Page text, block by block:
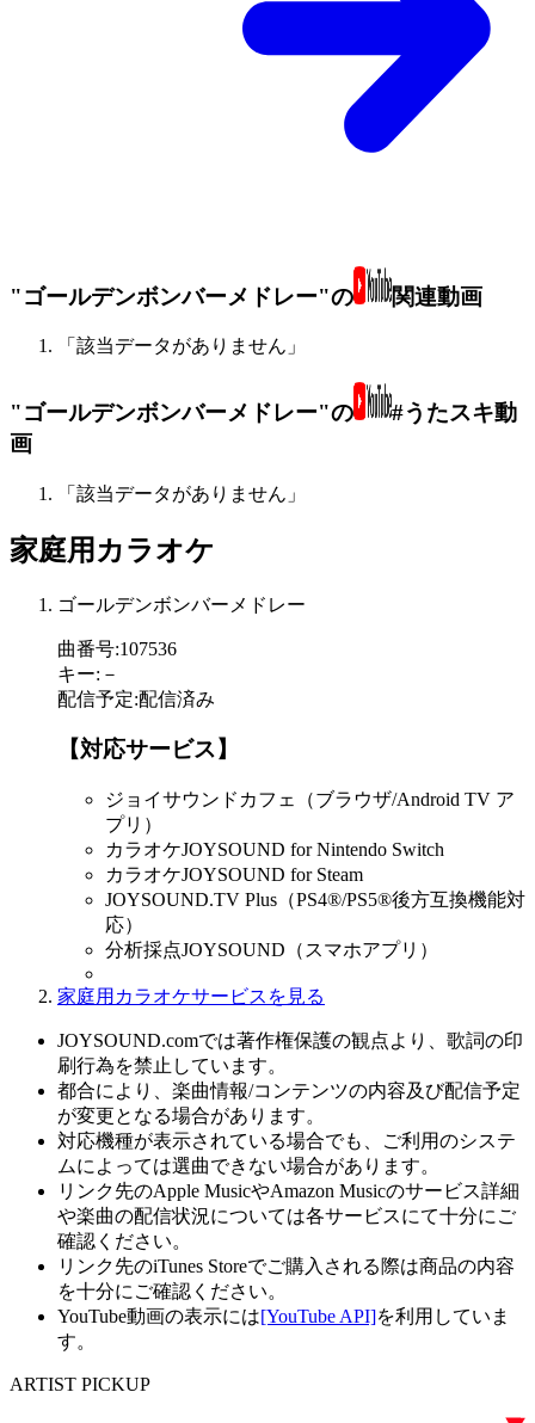
"ゴールデンボンバーメドレー"の 関連動画
「該当データがありません」
"ゴールデンボンバーメドレー"の
#うたスキ動
画
「該当データがありません」
家庭用カラオケ
ゴールデンボンバーメドレー
曲番号:107536
キー: －
配信予定:配信済み
【対応サービス】
ジョイサウンドカフェ（ブラウザ/Android TV ア
プリ）
カラオケJOYSOUND for Nintendo Switch
カラオケJOYSOUND for Steam
JOYSOUND.TV Plus（PS4®/PS5®後方互換機能対
応）
分析採点JOYSOUND（スマホアプリ）
家庭用カラオケサービスを見る
JOYSOUND.comでは著作権保護の観点より、歌詞の印
刷行為を禁止しています。
都合により、楽曲情報/コンテンツの内容及び配信予定
が変更となる場合があります。
対応機種が表示されている場合でも、ご利用のシステ
ムによっては選曲できない場合があります。
リンク先のApple MusicやAmazon Musicのサービス詳細
や楽曲の配信状況については各サービスにて十分にご
確認ください。
リンク先のiTunes Storeでご購入される際は商品の内容
を十分にご確認ください。
YouTube動画の表示には[YouTube API]を利用していま
す。
ARTIST PICKUP